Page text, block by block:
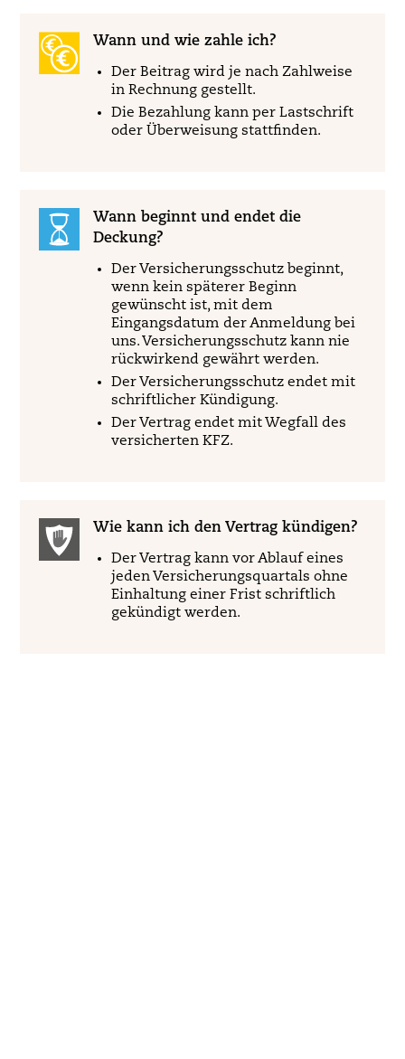
Wann und wie zahle ich?
Der Beitrag wird je nach Zahlweise
in Rechnung gestellt.
Die Bezahlung kann per Lastschrift
oder Überweisung stattfinden.
Wann beginnt und endet die
Deckung?
Der Versicherungsschutz beginnt,
wenn kein späterer Beginn
gewünscht ist, mit dem
Eingangsdatum der Anmeldung bei
uns. Versicherungsschutz kann nie
rückwirkend gewährt werden.
Der Versicherungsschutz endet mit
schriftlicher Kündigung.
Der Vertrag endet mit Wegfall des
versicherten KFZ.
Wie kann ich den Vertrag kündigen?
Der Vertrag kann vor Ablauf eines
jeden Versicherungsquartals ohne
Einhaltung einer Frist schriftlich
gekündigt werden.